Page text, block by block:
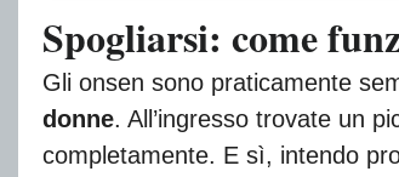
Spogliarsi: come
Gli onsen sono praticamente
donne. All’ingresso trovate un
completamente. E sì, intendo